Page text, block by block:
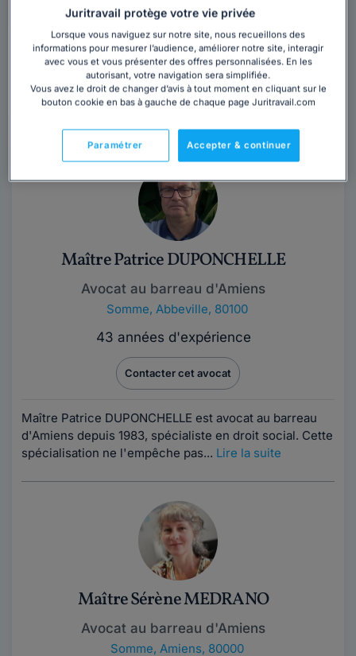
Vous souhaitez rencontrer un avocat en
cabinet dans le département Somme ?
Obtenez 3 devis d'avocats près de chez vous
sous 48 heures.
Maître Patrice DUPONCHELLE
Avocat au barreau d'Amiens
Somme, Abbeville, 80100
43 années d'expérience
Contacter cet avocat
Maître Patrice DUPONCHELLE est avocat au barreau
d'Amiens depuis 1983, spécialiste en droit social. Cette
spécialisation ne l'empêche pas... Lire la suite
Maître Sérène MEDRANO
Avocat au barreau d'Amiens
Somme, Amiens, 80000
Juritravail protège votre vie privée
Lorsque vous naviguez sur notre site, nous recueillons des
informations pour mesurer l’audience, améliorer notre site, interagir
avec vous et vous présenter des offres personnalisées. En les
autorisant, votre navigation sera simplifiée.
Vous avez le droit de changer d’avis à tout moment en cliquant sur le
bouton cookie en bas à gauche de chaque page Juritravail.com
Accepter & continuer
Paramétrer